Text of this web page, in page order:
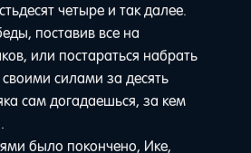
четыре и так далее.
поставив все на
или постараться набрать
силами за десять
сам догадаешься, за кем
было покончено, Ике,